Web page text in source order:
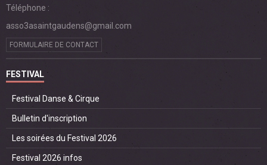
Téléphone :
asso3asaintgaudens@gmail.com
FORMULAIRE DE CONTACT
FESTIVAL
Festival Danse & Cirque
Bulletin d'inscription
Les soirées du Festival 2026
Festival 2026 infos